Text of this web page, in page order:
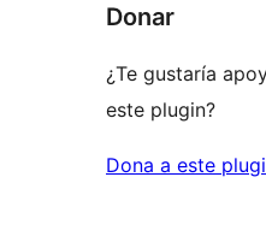
Donar
¿Te gustaría
este plugin?
Dona a este